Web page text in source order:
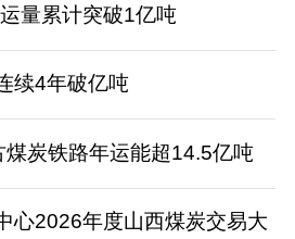
量累计突破1亿吨
续4年破亿吨
煤炭铁路年运能超14.5亿吨
心2026年度山西煤炭交易大